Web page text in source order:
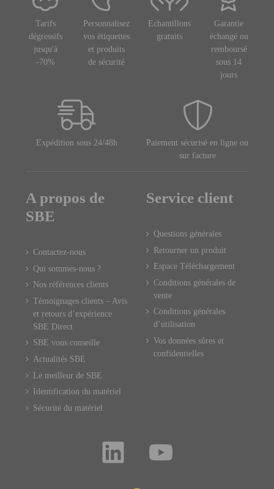
Tarifs
dégressifs
jusqu'à
-70%
Personnalisez
vos étiquettes
et produits
de sécurité
Echantillons
gratuits
Garantie
échangé ou
remboursé
sous 14
jours
Expédition sous 24/48h
Paiement sécurisé en ligne ou
sur facture
A propos de
SBE
Contactez-nous
Qui sommes-nous ?
Nos références clients
Témoignages clients – Avis
et retours d’expérience
SBE Direct
SBE vous conseille
Actualités SBE
Le meilleur de SBE
Identification du matériel
Sécurité du matériel
Service client
Questions générales
Retourner un produit
Espace Téléchargement
Conditions générales de
vente
Conditions générales
d’utilisation
Vos données sûres et
confidentielles